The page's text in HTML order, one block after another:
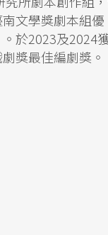
文學獎劇本組優
於2023及2024
獎最佳編劇獎。